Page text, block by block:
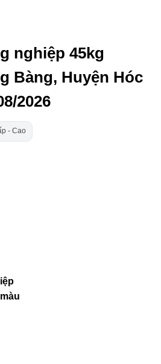
nghiệp 45kg
Bàng, Huyện Hóc
2026
- Cao